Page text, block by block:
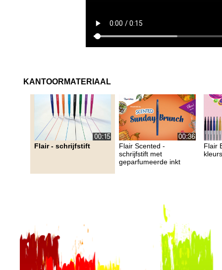
KANTOORMATERIAAL
Flair - schrijfstift
Flair Scented -
schrijfstift met
geparfumeerde inkt
Flair